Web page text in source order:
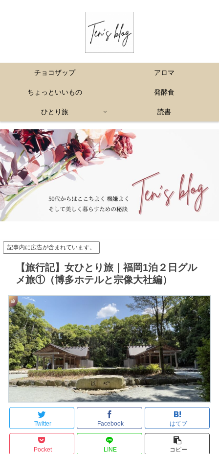
チョコザップ アロマ
ちょっといいもの 発酵食
ひとり旅 読書
記事内に広告が含まれています。
【旅行記】女ひとり旅｜福岡1泊２日グル
メ旅①（博多ホテルと宗像大社編）
旅
Twitter Facebook はてブ
Pocket LINE コピー